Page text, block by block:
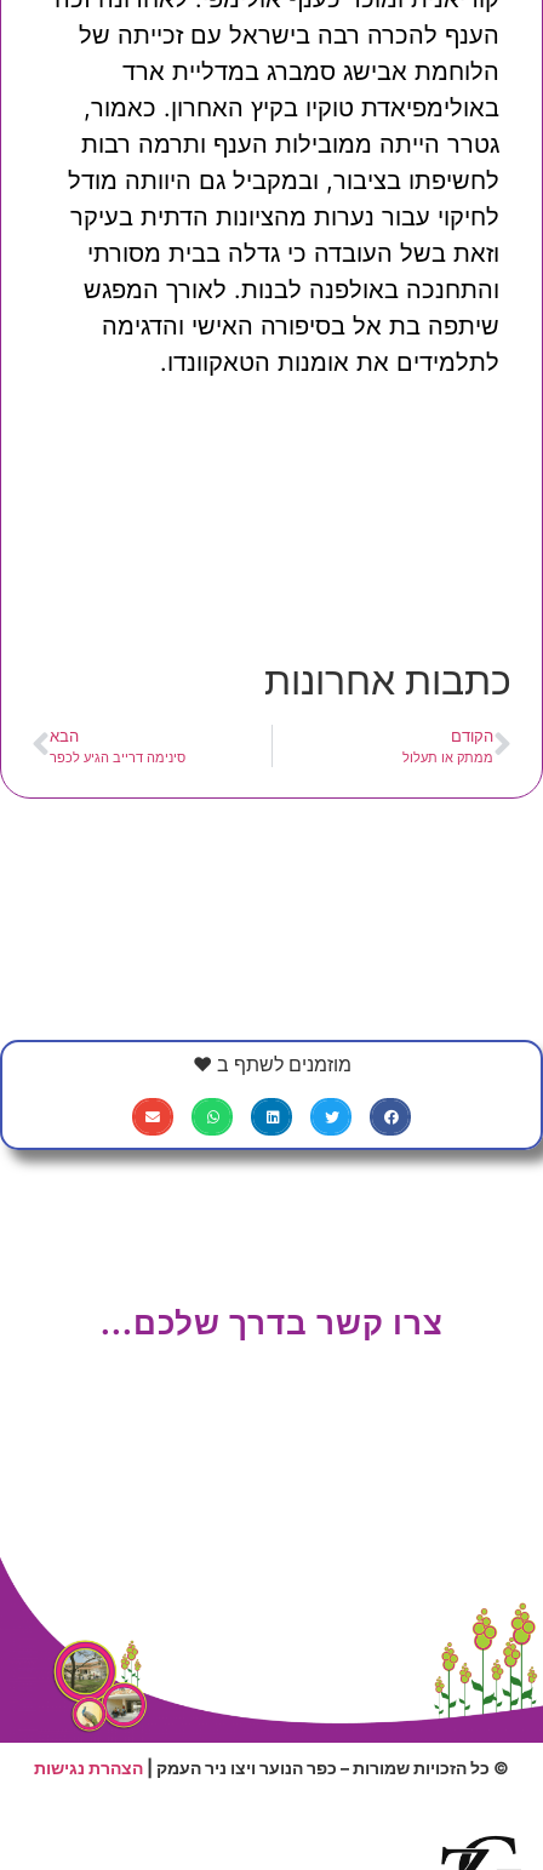
הענף להכרה רבה בישראל עם זכייתה של
הלוחמת אבישג סמברג במדליית ארד
באולימפיאדת טוקיו בקיץ האחרון. כאמור,
גטרר הייתה ממובילות הענף ותרמה רבות
לחשיפתו בציבור, ובמקביל גם היוותה מודל
לחיקוי עבור נערות מהציונות הדתית בעיקר
וזאת בשל העובדה כי גדלה בבית מסורתי
והתחנכה באולפנה לבנות. לאורך המפגש
שיתפה בת אל בסיפורה האישי והדגימה
לתלמידים את אומנות הטאקוונדו.
כתבות אחרונות
הקודם
ממתק או תעלול
הבא
סינימה דרייב הגיע לכפר
מוזמנים לשתף ב ❤
צרו קשר בדרך שלכם...
© כל הזכויות שמורות – כפר הנוער ויצו ניר העמק | הצהרת נגישות